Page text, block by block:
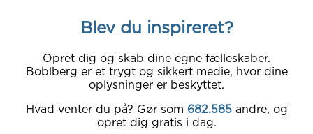
Blev du inspireret?
Opret dig og skab dine egne fælleskaber.
Boblberg er et trygt og sikkert medie, hvor dine
oplysninger er beskyttet.
Hvad venter du på? Gør som 682.585 andre, og
opret dig gratis i dag.